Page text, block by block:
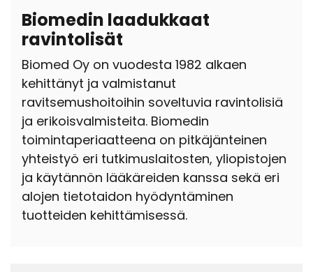
Biomedin laadukkaat
ravintolisät
Biomed Oy on vuodesta 1982 alkaen
kehittänyt ja valmistanut
ravitsemushoitoihin soveltuvia ravintolisiä
ja erikoisvalmisteita. Biomedin
toimintaperiaatteena on pitkäjänteinen
yhteistyö eri tutkimuslaitosten, yliopistojen
ja käytännön lääkäreiden kanssa sekä eri
alojen tietotaidon hyödyntäminen
tuotteiden kehittämisessä.